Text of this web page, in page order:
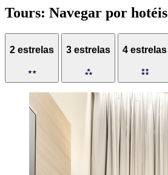
Tours: Navegar por hotéis
2 estrelas 3 estrelas 4 estrelas